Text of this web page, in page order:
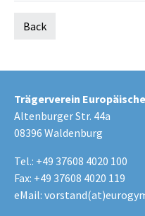
Back
Trägerverein
Altenburger Str. 44a
08396 Waldenburg
Tel.: +49 37608 4020 100
Fax: +49 37608 4020 119
eMail: